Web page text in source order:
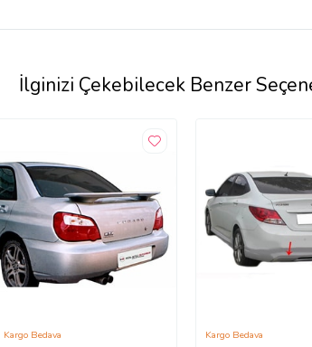
İlginizi Çekebilecek Benzer
Kargo Bedava Kargo Bedava